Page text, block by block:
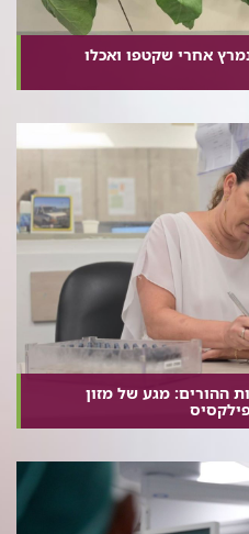
אחרי שקטפו ואכלו
ההורים: מגע של מזון